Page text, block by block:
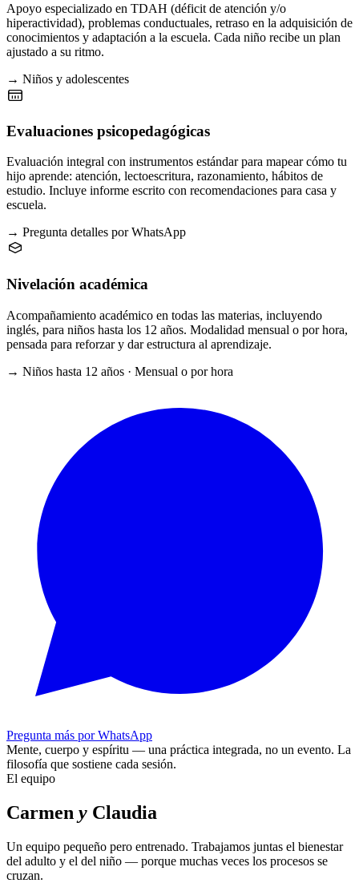
Apoyo especializado en TDAH (déficit de atención y/o
hiperactividad), problemas conductuales, retraso en la adquisición de
conocimientos y adaptación a la escuela. Cada niño recibe un plan
ajustado a su ritmo.
→ Niños y adolescentes
Evaluaciones psicopedagógicas
Evaluación integral con instrumentos estándar para mapear cómo tu
hijo aprende: atención, lectoescritura, razonamiento, hábitos de
estudio. Incluye informe escrito con recomendaciones para casa y
escuela.
→ Pregunta detalles por WhatsApp
Nivelación académica
Acompañamiento académico en todas las materias, incluyendo
inglés, para niños hasta los 12 años. Modalidad mensual o por hora,
pensada para reforzar y dar estructura al aprendizaje.
→ Niños hasta 12 años · Mensual o por hora
Pregunta más por WhatsApp
Mente, cuerpo y espíritu — una práctica integrada, no un evento. La
filosofía que sostiene cada sesión.
El equipo
Carmen y Claudia
Un equipo pequeño pero entrenado. Trabajamos juntas el bienestar
del adulto y el del niño — porque muchas veces los procesos se
cruzan.